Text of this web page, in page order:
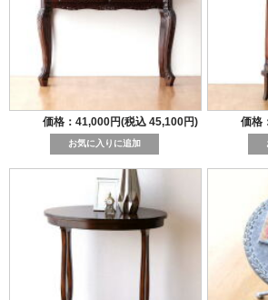
価格：41,000円(税込 45,100円) 価格